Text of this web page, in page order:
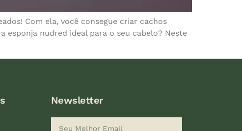
Com ela, você consegue criar cachos
esponja nudred ideal para o seu cabelo? Neste
Newsletter